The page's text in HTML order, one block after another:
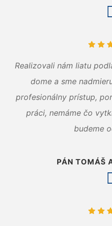
Realizovali nám liatu
dome a sme
profesionálny prístup,
práci, nemáme čo
budeme
PÁN TOMÁŠ